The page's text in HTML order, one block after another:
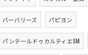
バーバリーズ パピヨン
パンテールドゥカルティエSM